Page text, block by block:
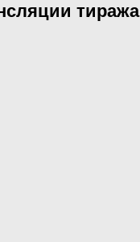
тиража